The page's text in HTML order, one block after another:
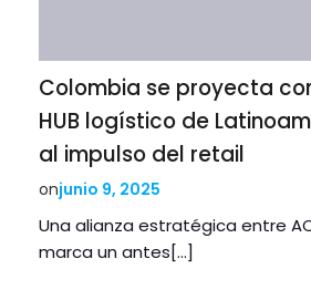
Colombia se proyecta
HUB logístico de
al impulso del retail
onjunio 9, 2025
Una alianza estratégica entre
marca un antes[…]